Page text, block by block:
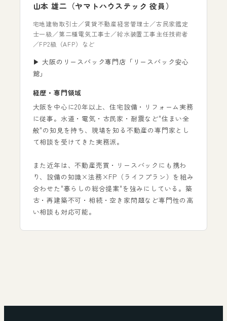
山本 雄二（ヤマトハウステック 役員）
宅地建物取引士／賃貸不動産経営管理士／古民家鑑定
士一級／第二種電気工事士／給水装置工事主任技術者
／FP2級（AFP）など
▶ 大阪のリースバック専門店「リースバック安心
館」
経歴・専門領域
大阪を中心に20年以上、住宅設備・リフォーム実務
に従事。水道・電気・古民家・耐震など"住まい全
般"の知見を持ち、現場を知る不動産の専門家とし
て相談を受けてきた実務派。
また近年は、不動産売買・リースバックにも携わ
り、設備の知識×法務×FP（ライフプラン）を組み
合わせた"暮らしの総合提案"を強みにしている。築
古・再建築不可・相続・空き家問題など専門性の高
い相談も対応可能。